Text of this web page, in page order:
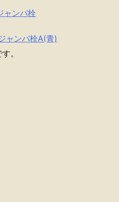
ャンパ栓
ャンパ栓A(青)
。